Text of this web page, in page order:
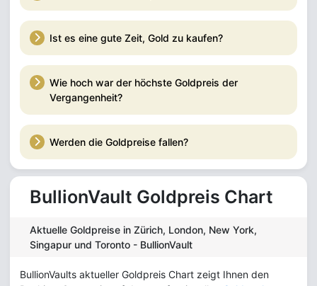
Ist es eine gute Zeit, Gold zu kaufen?
Wie hoch war der höchste Goldpreis der
Vergangenheit?
Werden die Goldpreise fallen?
BullionVault Goldpreis Chart
Aktuelle Goldpreise in Zürich, London, New York,
Singapur und Toronto - BullionVault
BullionVaults aktueller Goldpreis Chart zeigt Ihnen den